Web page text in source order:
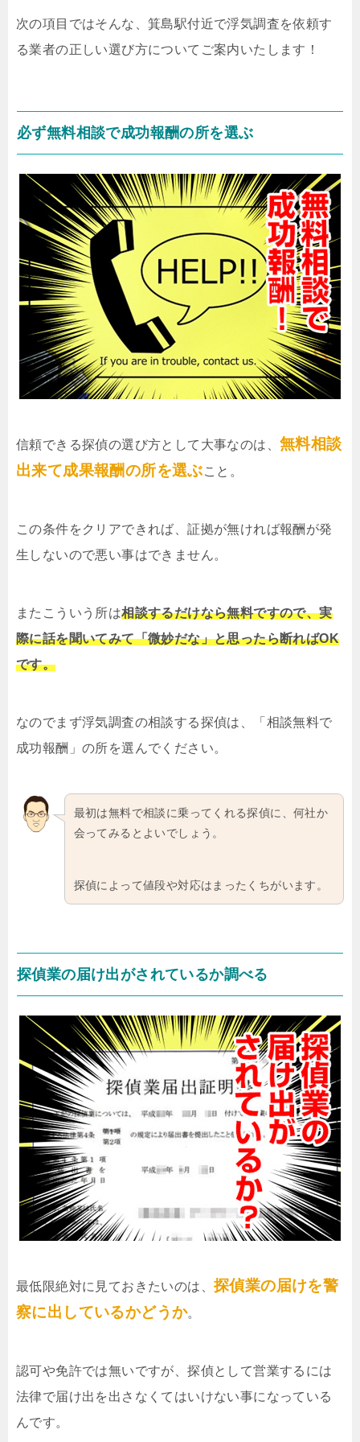
次の項目ではそんな、箕島駅付近で浮気調査を依頼す
る業者の正しい選び方についてご案内いたします！
必ず無料相談で成功報酬の所を選ぶ
信頼できる探偵の選び方として大事なのは、 無料相談
出来て成果報酬の所を選ぶこと。
この条件をクリアできれば、証拠が無ければ報酬が発
生しないので悪い事はできません。
またこういう所は相談するだけなら無料ですので、実
際に話を聞いてみて「微妙だな」と思ったら断ればOK
です。
なのでまず浮気調査の相談する探偵は、「相談無料で
成功報酬」の所を選んでください。
最初は無料で相談に乗ってくれる探偵に、何社か
会ってみるとよいでしょう。
探偵によって値段や対応はまったくちがいます。
探偵業の届け出がされているか調べる
最低限絶対に見ておきたいのは、 探偵業の届けを警
察に出しているかどうか。
認可や免許では無いですが、探偵として営業するには
法律で届け出を出さなくてはいけない事になっている
んです。